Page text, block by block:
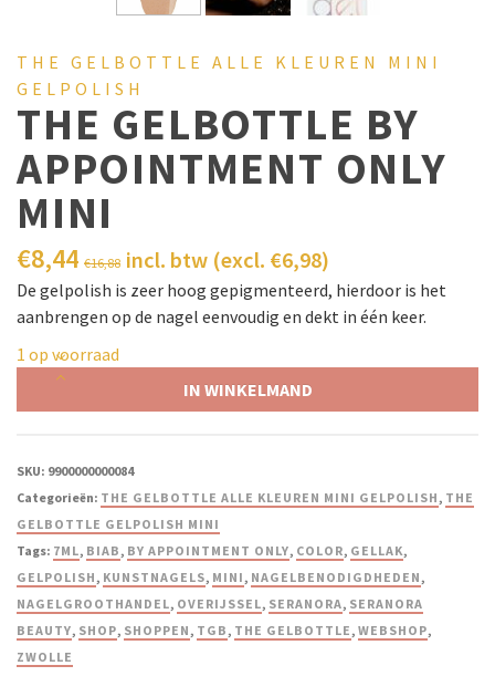
THE GELBOTTLE ALLE KLEUREN MINI
GELPOLISH
THE GELBOTTLE BY
APPOINTMENT ONLY
MINI
€16,88
€8,44 incl. btw (excl. €6,98)
De gelpolish is zeer hoog gepigmenteerd, hierdoor is het
aanbrengen op de nagel eenvoudig en dekt in één keer.
1 op voorraad
IN WINKELMAND
SKU: 9900000000084
Categorieën: THE GELBOTTLE ALLE KLEUREN MINI GELPOLISH, THE
GELBOTTLE GELPOLISH MINI
Tags: 7ML, BIAB, BY APPOINTMENT ONLY, COLOR, GELLAK,
GELPOLISH, KUNSTNAGELS, MINI, NAGELBENODIGDHEDEN,
NAGELGROOTHANDEL, OVERIJSSEL, SERANORA, SERANORA
BEAUTY, SHOP, SHOPPEN, TGB, THE GELBOTTLE, WEBSHOP,
ZWOLLE